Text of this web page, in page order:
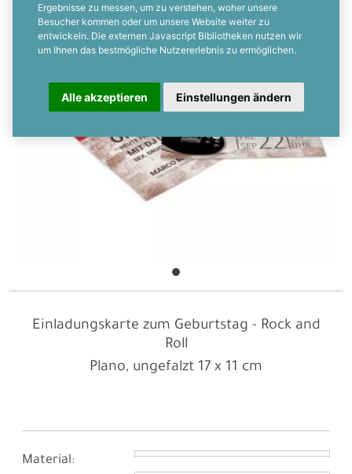
Ergebnisse zu messen, um zu verstehen, woher unsere
Besucher kommen oder um unsere Website weiter zu
entwickeln. Die externen Javascript Bibliotheken nutzen wir
um Ihnen das bestmögliche Nutzererlebnis zu ermöglichen.
Alle akzeptieren Einstellungen ändern
Einladungskarte zum Geburtstag - Rock and
Roll
Plano, ungefalzt 17 x 11 cm
Material: